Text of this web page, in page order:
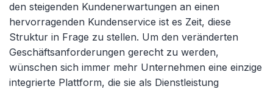
den steigenden Kundenerwartungen an einen
hervorragenden Kundenservice ist es Zeit, diese
Struktur in Frage zu stellen. Um den veränderten
Geschäftsanforderungen gerecht zu werden,
wünschen sich immer mehr Unternehmen eine einzige
integrierte Plattform, die sie als Dienstleistung